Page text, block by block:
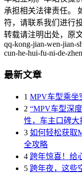
承担相关法律责任。
符，请联系我们进行
转载请注明出处，原
qq-kong-jian-wen-jian-
cun-he-hui-fu-ni-de-
最新文章
1 MPV车型乘坐
2 “MPV车型深
性，车主口碑大
3 如何轻松获取
全攻略
4 跨年惊喜！给
5 跨年夜，这些